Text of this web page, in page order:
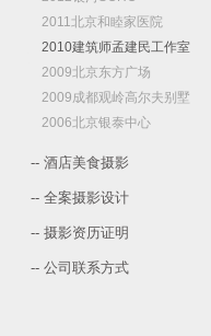
2011北京和睦家医院
2010建筑师孟建民工作室
2009北京东方广场
2009成都观岭高尔夫别墅
2006北京银泰中心
-- 酒店美食摄影
-- 全案摄影设计
-- 摄影资历证明
-- 公司联系方式